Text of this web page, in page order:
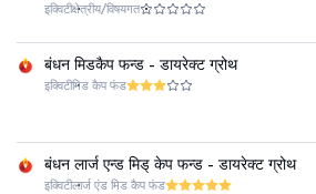
इक्विटीक्षेत्रीय/विषयगत
बंधन मिडकैप फन्ड - डायरेक्ट ग्रोथ
इक्विटीमिड कैप फंड
बंधन लार्ज एन्ड मिड् केप फन्ड - डायरेक्ट ग्रोथ
इक्विटीलार्ज एंड मिड कैप फंड